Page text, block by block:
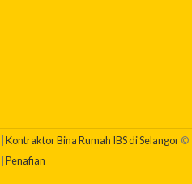
Kontraktor Bina Rumah IBS di Selangor©
Penafian